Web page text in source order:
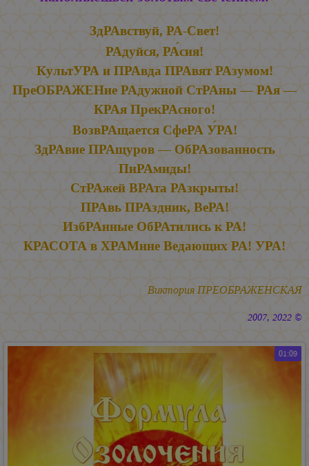
ЗдРАвствуй, РА-Свет!
РАдуйся, РАсия!
КультУРА и ПРАвда ПРАвят РАзумом!
ПреОБРАЖЕНие РАдужной СтРАны — РАя —
КРАя ПрекРАсного!
ВозвРАщается СфеРА УРА!
ЗдРАвие ПРАщуров —ОбРАзованность
ПиРАмиды!
СтРАжей ВРАта РАзкрыты!
ПРАвь ПРАздник, ВеРА!
ИзбРАнные ОбРАтились к РА!
КРАСОТА в ХРАМине Ведающих РА! УРА!
Виктория ПРЕОБРАЖЕНСКАЯ
2007, 2022 ©
01:09